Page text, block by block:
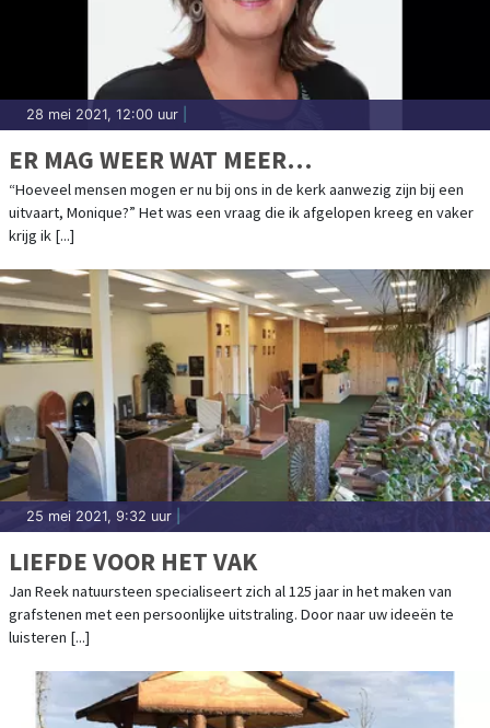
28 mei 2021, 12:00 uur
ER MAG WEER WAT MEER…
“Hoeveel mensen mogen er nu bij ons in de kerk aanwezig zijn bij een
uitvaart, Monique?” Het was een vraag die ik afgelopen kreeg en vaker
krijg ik [...]
25 mei 2021, 9:32 uur
LIEFDE VOOR HET VAK
Jan Reek natuursteen specialiseert zich al 125 jaar in het maken van
grafstenen met een persoonlijke uitstraling. Door naar uw ideeën te
luisteren [...]